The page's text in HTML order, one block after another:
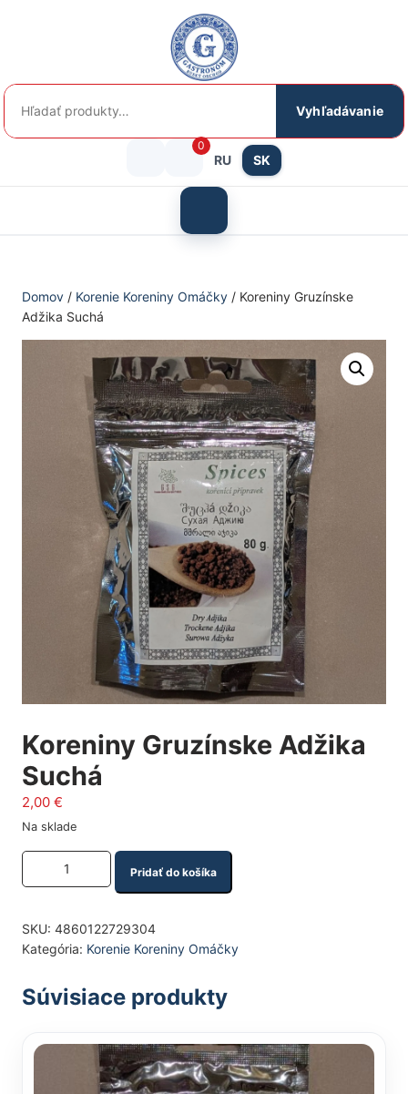
Hľadať:
Vyhľadávanie
Prihlásenie
košík
0
RU SK
menu
Domov / Korenie Koreniny Omáčky / Koreniny Gruzínske
Adžika Suchá
Koreniny Gruzínske Adžika
Suchá
2,00 €
Na sklade
Množstvo produktu
Pridať do košíka
SKU: 4860122729304
Kategória: Korenie Koreniny Omáčky
Súvisiace produkty